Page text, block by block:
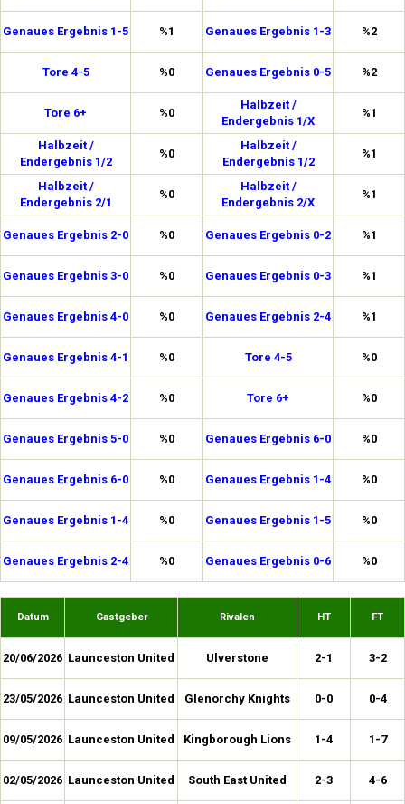
Genaues Ergebnis 1-5 %1
Tore 4-5 %0
Tore 6+ %0
Halbzeit /
Endergebnis 1/2
%0
Halbzeit /
Endergebnis 2/1
%0
Genaues Ergebnis 2-0 %0
Genaues Ergebnis 3-0 %0
Genaues Ergebnis 4-0 %0
Genaues Ergebnis 4-1 %0
Genaues Ergebnis 4-2 %0
Genaues Ergebnis 5-0 %0
Genaues Ergebnis 6-0 %0
Genaues Ergebnis 1-4 %0
Genaues Ergebnis 2-4 %0
Genaues Ergebnis 1-3 %2
Genaues Ergebnis 0-5 %2
Halbzeit /
Endergebnis 1/X
%1
Halbzeit /
Endergebnis 1/2
%1
Halbzeit /
Endergebnis 2/X
%1
Genaues Ergebnis 0-2 %1
Genaues Ergebnis 0-3 %1
Genaues Ergebnis 2-4 %1
Tore 4-5 %0
Tore 6+ %0
Genaues Ergebnis 6-0 %0
Genaues Ergebnis 1-4 %0
Genaues Ergebnis 1-5 %0
Genaues Ergebnis 0-6 %0
Datum Gastgeber Rivalen HT FT
20/06/2026 Launceston United Ulverstone 2-1 3-2
23/05/2026 Launceston United Glenorchy Knights 0-0 0-4
09/05/2026 Launceston United Kingborough Lions 1-4 1-7
02/05/2026 Launceston United South East United 2-3 4-6